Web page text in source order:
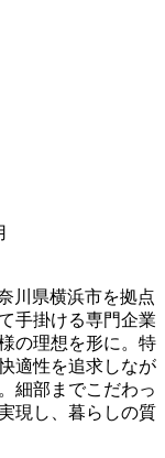
川県横浜市を拠点
手掛ける専門企業
の理想を形に。特
適性を追求しなが
細部までこだわっ
現し、暮らしの質